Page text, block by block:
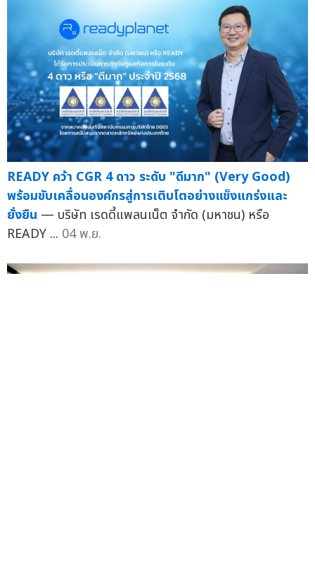
READY คว้า CGR 4 ดาว ระดับ "ดีมาก" (Very Good)
พร้อมขับเคลื่อนองค์กรสู่การเติบโตอย่างแข็งแกร่งและ
ยั่งยืน — บริษัท เรดดี้แพลนเน็ต จำกัด (มหาชน) หรือ
READY ... 04 พ.ย.